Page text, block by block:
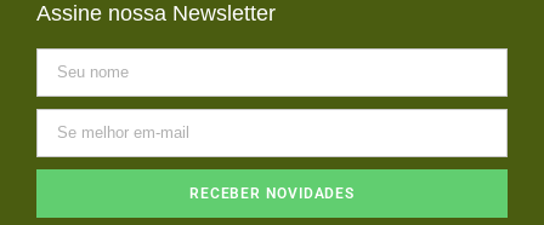
Assine nossa Newsletter
RECEBER NOVIDADES